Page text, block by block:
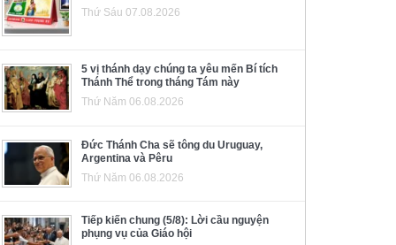
Thứ Sáu 07.08.2026
5 vị thánh dạy chúng ta yêu mến Bí tích
Thánh Thể trong tháng Tám này
Thứ Năm 06.08.2026
Đức Thánh Cha sẽ tông du Uruguay,
Argentina và Pêru
Thứ Năm 06.08.2026
Tiếp kiến chung (5/8): Lời cầu nguyện
phụng vụ của Giáo hội